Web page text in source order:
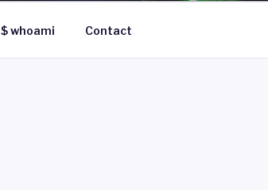
$ whoami Contact